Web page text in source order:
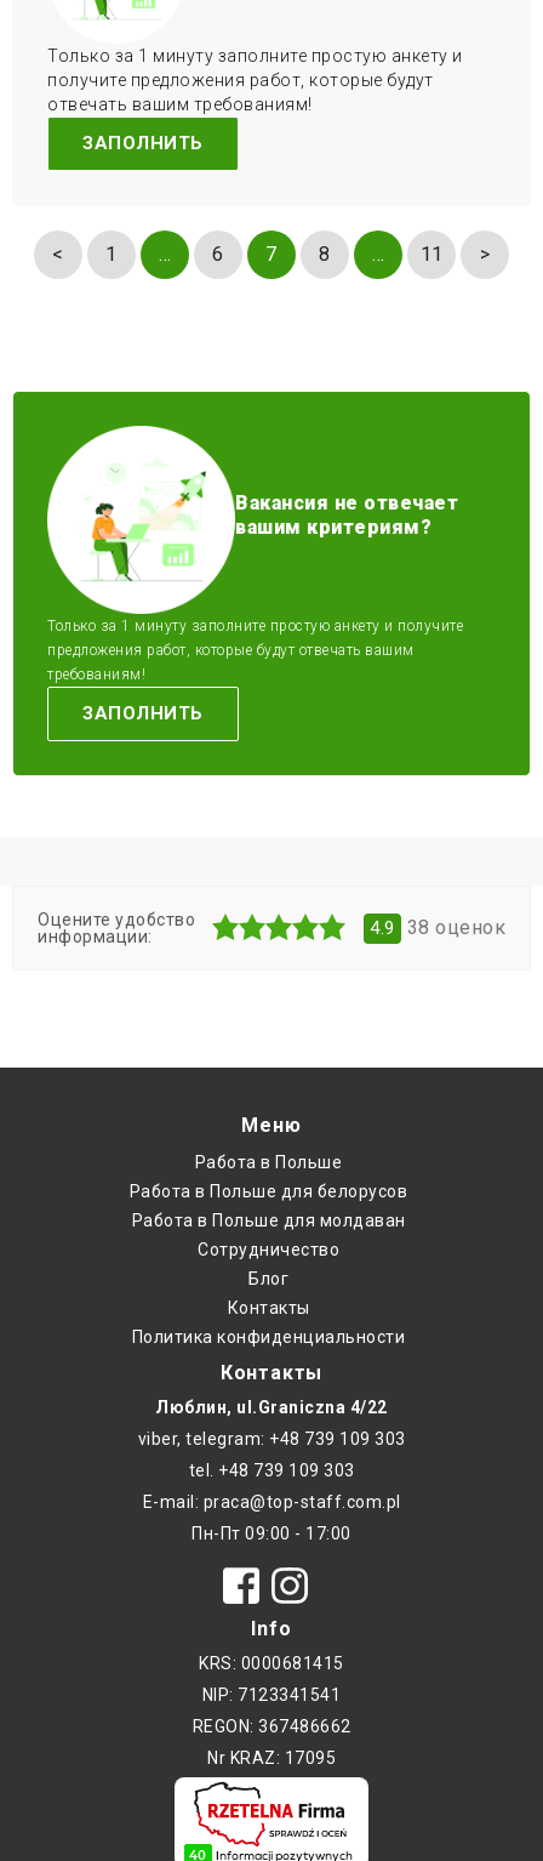
Только за 1 минуту заполните простую анкету и
получите предложения работ, которые будут
отвечать вашим требованиям!
ЗАПОЛНИТЬ
< 1 … 6 7 8 … 11 >
Вакансия не отвечает
вашим критериям?
Только за 1 минуту заполните простую анкету и получите
предложения работ, которые будут отвечать вашим
требованиям!
ЗАПОЛНИТЬ
Оцените удобство
информации:
4.9 38 оценок
Меню
Работа в Польше
Работа в Польше для белорусов
Работа в Польше для молдаван
Cотрудничество
Блог
Контакты
Политика конфиденциальности
Контакты
Люблин, ul.Graniczna 4/22
viber, telegram: +48 739 109 303
tel. +48 739 109 303
E-mail: praca@top-staff.com.pl
Пн-Пт 09:00 - 17:00
Info
KRS: 0000681415
NIP: 7123341541
REGON: 367486662
Nr KRAZ: 17095